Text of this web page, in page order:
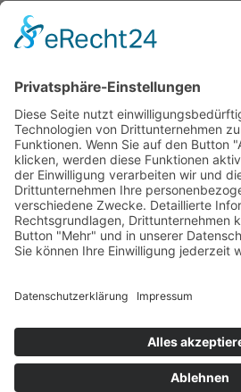
Mein Konto
Betriebsferien
Wir befinden uns vom
19.12.2025 bis einschließlich 07.01.2026
in unseren Betriebsferien.
In dieser Zeit werden Anfragen
weiterhin bearbeitet, allerdings
kann es zu Verzögerungen bei der